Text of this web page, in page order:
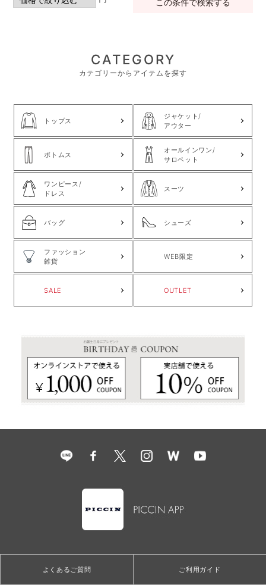
この条件で検索する
CATEGORY
カテゴリーからアイテムを探す
トップス
ジャケット/
アウター
ボトムス
オールインワン/
サロペット
ワンピース/
ドレス
スーツ
バッグ シューズ
ファッション
雑貨
WEB限定
SALE OUTLET
よくあるご質問 ご利用ガイド